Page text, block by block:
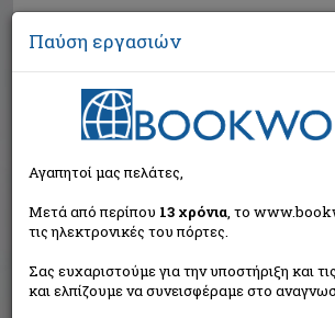
Αναζήτηση
Παύση εργασιών
Αγαπητοί μας πελάτες,
Μετά από περίπου 13 χρόνια, το
τις ηλεκτρονικές του πόρτες.
Σας ευχαριστούμε για την υποστήριξη και
και ελπίζουμε να συνεισφέραμε στο